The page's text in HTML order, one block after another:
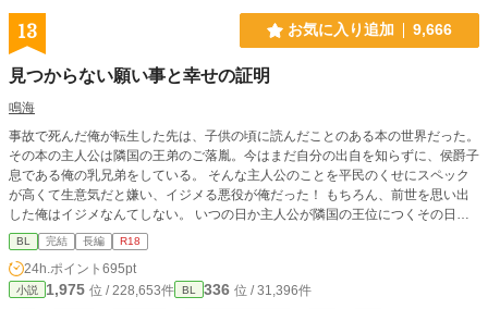
13 お気に入り追加 9,666
見つからない願い事と幸せの証明
鳴海
事故で死んだ俺が転生した先は、子供の頃に読んだことのある本の世界だった。
その本の主人公は隣国の王弟のご落胤。今はまだ自分の出自を知らずに、侯爵子
息である俺の乳兄弟をしている。 そんな主人公のことを平民のくせにスペック
が高くて生意気だと嫌い、イジメる悪役が俺だった！ もちろん、前世を思い出
した俺はイジメなんてしない。 いつの日か主人公が隣国の王位につくその日ま
で、俺は応援し続けるつもりです！ ※本編終了後の「Sideカイル」に変態がで
ますし、死ネタも有ります。
BL 完結 長編 R18
24h.ポイント 695pt
小説 1,975 位 / 228,653件 BL 336 位 / 31,396件